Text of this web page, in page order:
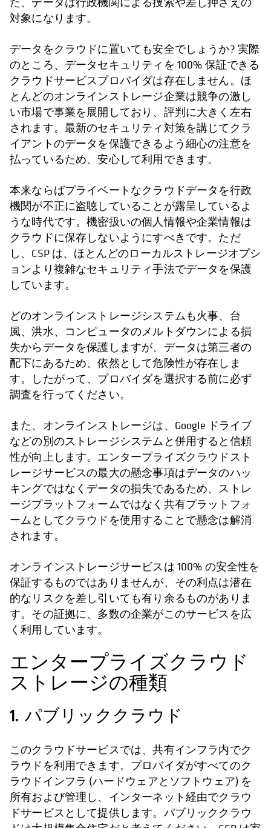
対象になります。
データをクラウドに置いても安全でしょうか? 実際
のところ、データセキュリティを 100% 保証できる
クラウドサービスプロバイダは存在しません。ほ
とんどのオンラインストレージ企業は競争の激し
い市場で事業を展開しており、評判に大きく左右
されます。最新のセキュリティ対策を講じてクラ
イアントのデータを保護できるよう細心の注意を
払っているため、安心して利用できます。
本来ならばプライベートなクラウドデータを行政
機関が不正に盗聴していることが露呈しているよ
うな時代です。機密扱いの個人情報や企業情報は
クラウドに保存しないようにすべきです。ただ
し、CSP は、ほとんどのローカルストレージオプシ
ョンより複雑なセキュリティ手法でデータを保護
しています。
どのオンラインストレージシステムも火事、台
風、洪水、コンピュータのメルトダウンによる損
失からデータを保護しますが、データは第三者の
配下にあるため、依然として危険性が存在しま
す。したがって、プロバイダを選択する前に必ず
調査を行ってください。
また、オンラインストレージは、Google ドライブ
などの別のストレージシステムと併用すると信頼
性が向上します。エンタープライズクラウドスト
レージサービスの最大の懸念事項はデータのハッ
キングではなくデータの損失であるため、ストレ
ージプラットフォームではなく共有プラットフォ
ームとしてクラウドを使用することで懸念は解消
されます。
オンラインストレージサービスは 100% の安全性を
保証するものではありませんが、その利点は潜在
的なリスクを差し引いても有り余るものがありま
す。その証拠に、多数の企業がこのサービスを広
く利用しています。
エンタープライズクラウド
ストレージの種類
1. パブリッククラウド
このクラウドサービスでは、共有インフラ内でク
ラウドを利用できます。プロバイダがすべてのク
ラウドインフラ (ハードウェアとソフトウェア) を
所有および管理し、インターネット経由でクラウ
ドサービスとして提供します。パブリッククラウ